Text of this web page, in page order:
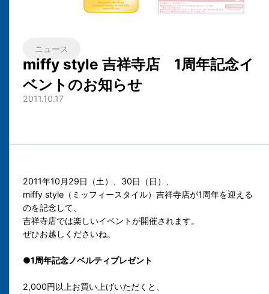
ニュース
miffy style 吉祥寺店 1周年記念イ
ベントのお知らせ
2011.10.17
2011年10月29日（土）、30日（日）、
miffy style（ミッフィースタイル）吉祥寺店が1周年を迎える
のを記念して、
吉祥寺店では楽しいイベントが開催されます。
ぜひお越しくださいね。
●1周年記念ノベルティプレゼント
2,000円以上お買い上げいただくと、